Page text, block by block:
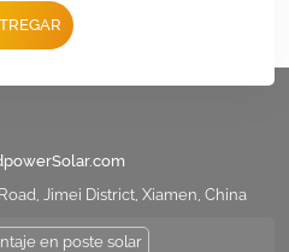
Jimei District, Xiamen, China
en poste solar